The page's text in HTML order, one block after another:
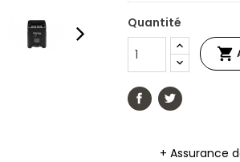
Quantité

+ Assurance